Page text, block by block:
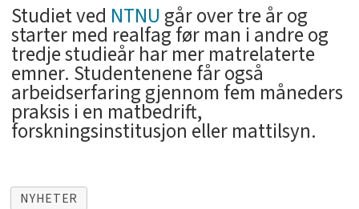
Studiet ved NTNU går over tre år og
starter med realfag før man i andre og
tredje studieår har mer matrelaterte
emner. Studentenene får også
arbeidserfaring gjennom fem måneders
praksis i en matbedrift,
forskningsinstitusjon eller mattilsyn.
NYHETER